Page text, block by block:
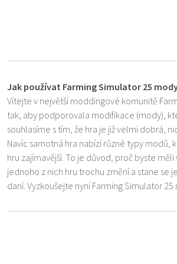
Jak používat Farming Simulator 25
Vítejte v největší moddingové komunitě
tak, aby podporovala modifikace (mody),
souhlasíme s tím, že hra je již velmi dobrá,
Navíc samotná hra nabízí různé typy
hru zajímavější. To je důvod, proč byste
jednoho z nich hru trochu změní a stane se
daní. Vyzkoušejte nyní Farming Simulator